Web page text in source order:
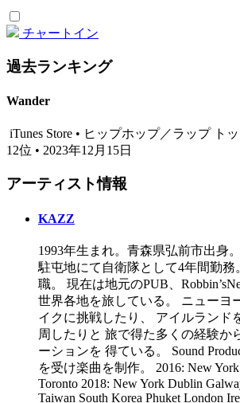
チャートイン
過去ランキング
Wander
iTunes Store • ヒップホップ／ラップ ト
12位 • 2023年12月15日
アーティスト情報
KAZZ
1993年生まれ。青森県弘前市出身
駐屯地にて自衛隊として4年間勤務
職。 現在は地元のPUB、
世界各地を旅している。 ニューヨ
イクに挑戦したり、 アイルランド
周したりと 旅で得た多くの経験か
ーションを 得ている。 Sound
を受け楽曲を制作。 2016: New
Toronto 2018: New York Dublin
Taiwan South Korea Phuket London